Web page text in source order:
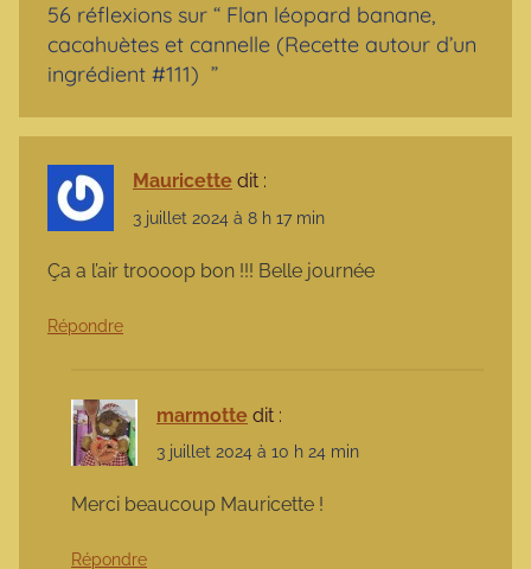
56 réflexions sur “ Flan léopard banane,
cacahuètes et cannelle (Recette autour d’un
ingrédient #111) ”
Mauricette dit :
3 juillet 2024 à 8 h 17 min
Ça a l’air troooop bon !!! Belle journée
Répondre
marmotte dit :
3 juillet 2024 à 10 h 24 min
Merci beaucoup Mauricette !
Répondre